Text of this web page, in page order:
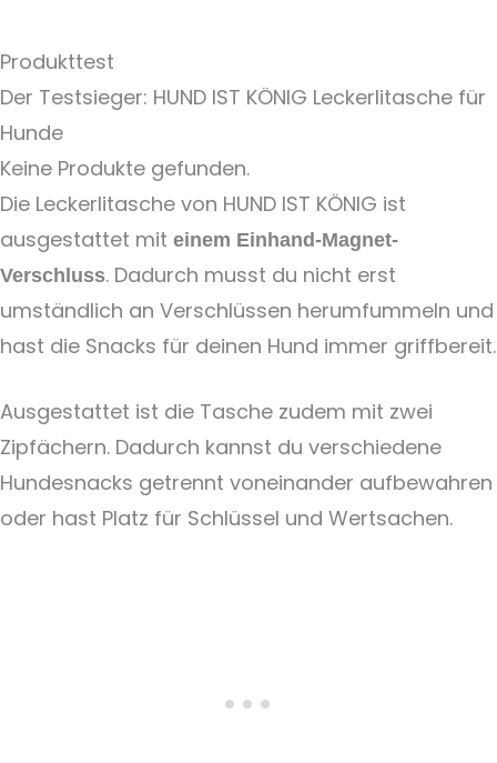
Produkttest
Der Testsieger: HUND IST KÖNIG Leckerlitasche für
Hunde
Keine Produkte gefunden.
Die Leckerlitasche von HUND IST KÖNIG ist
ausgestattet mit einem Einhand-Magnet-
Verschluss. Dadurch musst du nicht erst
umständlich an Verschlüssen herumfummeln und
hast die Snacks für deinen Hund immer griffbereit.
Ausgestattet ist die Tasche zudem mit zwei
Zipfächern. Dadurch kannst du verschiedene
Hundesnacks getrennt voneinander aufbewahren
oder hast Platz für Schlüssel und Wertsachen.